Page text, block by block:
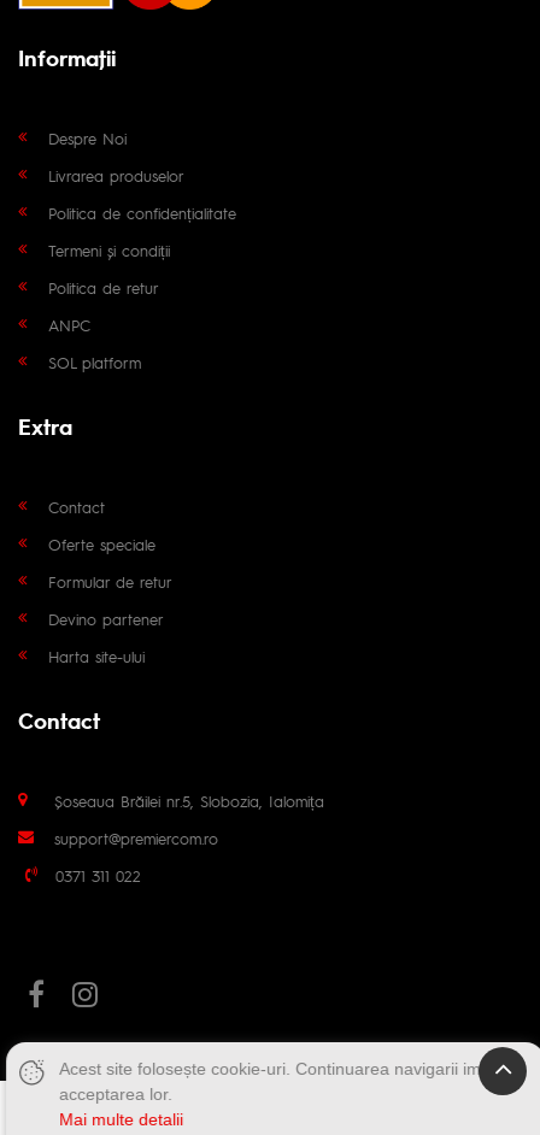
Informaţii
Despre Noi
Livrarea produselor
Politica de confidențialitate
Termeni și condiții
Politica de retur
ANPC
SOL platform
Extra
Contact
Oferte speciale
Formular de retur
Devino partener
Harta site-ului
Contact
Șoseaua Brăilei nr.5, Slobozia, Ialomița
support@premiercom.ro
0371 311 022
Acest site folosește cookie-uri. Continuarea navigarii implica
acceptarea lor.
Mai multe detalii